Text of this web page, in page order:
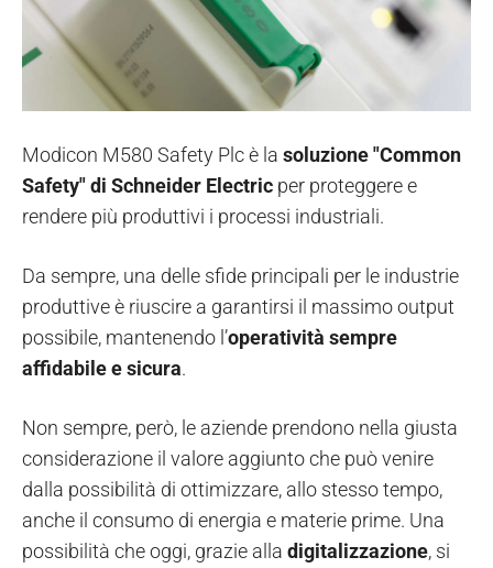
Modicon M580 Safety Plc è la soluzione "Common
Safety" di Schneider Electric per proteggere e
rendere più produttivi i processi industriali.
Da sempre, una delle sfide principali per le industrie
produttive è riuscire a garantirsi il massimo output
possibile, mantenendo l’operatività sempre
affidabile e sicura.
Non sempre, però, le aziende prendono nella giusta
considerazione il valore aggiunto che può venire
dalla possibilità di ottimizzare, allo stesso tempo,
anche il consumo di energia e materie prime. Una
possibilità che oggi, grazie alla digitalizzazione, si